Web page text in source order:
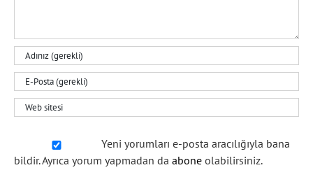
Yeni yorumları e-posta aracılığıyla bana
bildir. Ayrıca yorum yapmadan da abone olabilirsiniz.